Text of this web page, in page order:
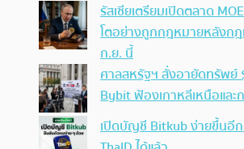
รัสเซียเตรียมเปิดตลาด
โตอย่างถูกกฎหมายหลังกฎ
ก.ย. นี้
ศาลสหรัฐฯ สั่งอายัดทรัพย์
Bybit ฟ้องเกาหลีเหนือและ
เปิดบัญชี Bitkub ง่ายขึ้นอี